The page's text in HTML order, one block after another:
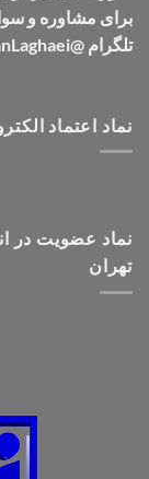
برای مشاوره و
تلگرام @ArmanLaghaei در ارتباط باشید.
نماد اعتماد
نماد عضویت در
تهران